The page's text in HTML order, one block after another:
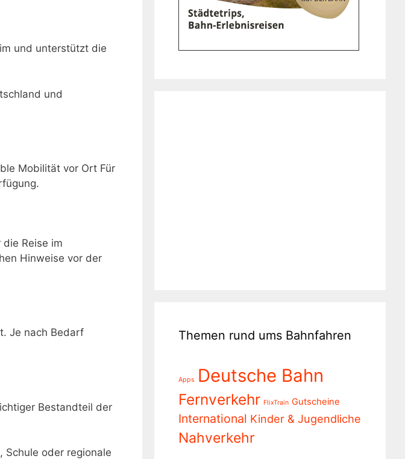
und unterstützt die
und
Mobilität vor Ort Für
Reise im
Hinweise vor der
Je nach Bedarf
Bestandteil der
Schule oder regionale
Themen rund ums Bahnfahren
Apps Deutsche Bahn
Fernverkehr FlixTrain Gutscheine
International Kinder & Jugendliche
Nahverkehr